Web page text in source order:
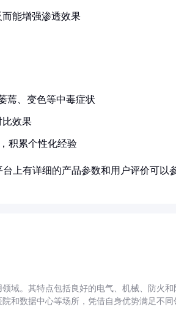
而能增强渗透效果
蔫、变色等中毒症状
比效果
积累个性化经验
上有详细的产品参数和用户评价可以
域。其特点包括良好的电气、机械、防火和
和数据中心等场所，凭借自身优势满足不同